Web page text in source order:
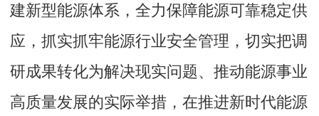
建新型能源体系，全力保障能源可靠稳定供
应，抓实抓牢能源行业安全管理，切实把调
研成果转化为解决现实问题、推动能源事业
高质量发展的实际举措，在推进新时代能源